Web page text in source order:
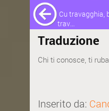
Cu travagghia,
trav...
Traduzione
Chi ti conosce, ti
Inserito da: